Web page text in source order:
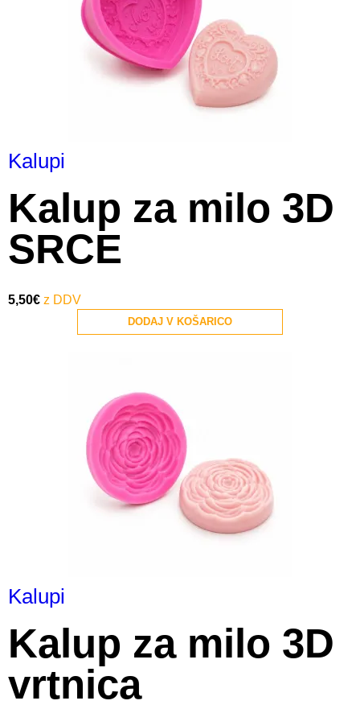
Kalupi
Kalup za milo 3D
SRCE
5,50€
DODAJ V KOŠARICO
Kalupi
Kalup za milo 3D
vrtnica